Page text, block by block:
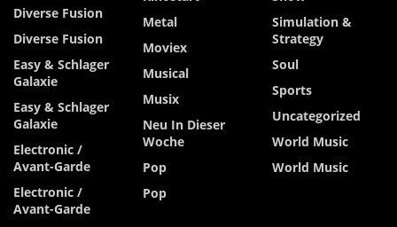
Diverse Fusion
Diverse Fusion
Easy & Schlager
Galaxie
Easy & Schlager
Galaxie
Electronic /
Avant-Garde
Electronic /
Avant-Garde
Metal
Moviex
Musical
Musix
Neu In Dieser
Woche
Pop
Pop
Simulation &
Strategy
Soul
Sports
Uncategorized
World Music
World Music